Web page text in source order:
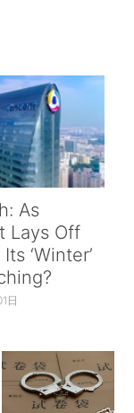
As
Lays Off
‘Winter’
日